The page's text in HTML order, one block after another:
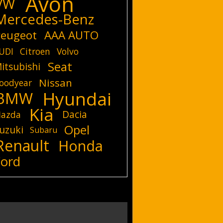
Benz
AAA AUTO
Citroen Volvo
Seat
Nissan
Hyundai
Kia
Dacia
Subaru Opel
Honda